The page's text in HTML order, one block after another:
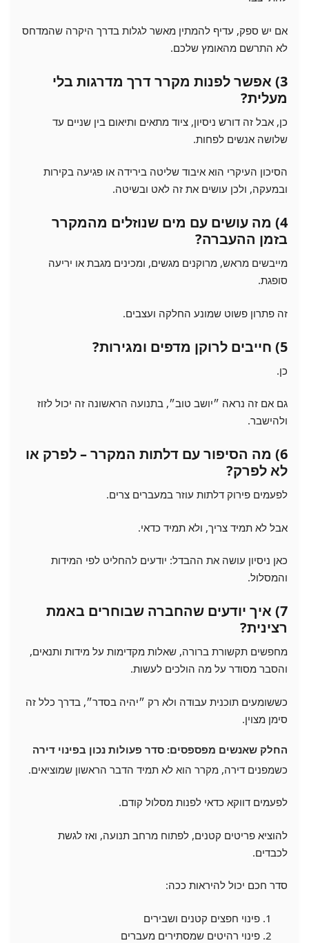
אם יש ספק, עדיף להמתין מאשר לגלות בדרך היקרה שהמדחס
לא התרשם מהאומץ שלכם.
3) אפשר לפנות מקרר דרך מדרגות בלי
מעלית?
כן, אבל זה דורש ניסיון, ציוד מתאים ותיאום בין שניים עד
שלושה אנשים לפחות.
הסיכון העיקרי הוא איבוד שליטה בירידה או פגיעה בקירות
ובמעקה, ולכן עושים את זה לאט ובשיטה.
4) מה עושים עם מים שנוזלים מהמקרר
בזמן ההעברה?
מייבשים מראש, מרוקנים מגשים, ומכינים מגבת או יריעה
סופגת.
זה פתרון פשוט שמונע החלקה ועצבים.
5) חייבים לרוקן מדפים ומגירות?
כן.
גם אם זה נראה ״יושב טוב״, בתנועה הראשונה זה יכול לזוז
ולהישבר.
6) מה הסיפור עם דלתות המקרר – לפרק או
לא לפרק?
לפעמים פירוק דלתות עוזר במעברים צרים.
אבל לא תמיד צריך, ולא תמיד כדאי.
כאן ניסיון עושה את ההבדל: יודעים להחליט לפי המידות
והמסלול.
7) איך יודעים שהחברה שבוחרים באמת
רצינית?
מחפשים תקשורת ברורה, שאלות מקדימות על מידות ותנאים,
והסבר מסודר על מה הולכים לעשות.
כששומעים תוכנית עבודה ולא רק ״יהיה בסדר״, בדרך כלל זה
סימן מצוין.
החלק שאנשים מפספסים: סדר פעולות נכון בפינוי דירה
כשמפנים דירה, מקרר הוא לא תמיד הדבר הראשון שמוציאים.
לפעמים דווקא כדאי לפנות מסלול קודם.
להוציא פריטים קטנים, לפתוח מרחב תנועה, ואז לגשת
לכבדים.
סדר חכם יכול להיראות ככה:
פינוי חפצים קטנים ושבירים
פינוי רהיטים שמסתירים מעברים